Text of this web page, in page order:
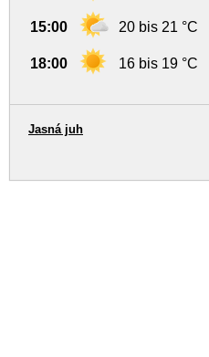
15:00 20 bis 21 °C
18:00 16 bis 19 °C
Jasná juh